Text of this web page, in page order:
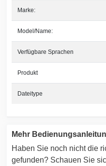
Marke:
Model/Name:
Verfügbare Sprachen
Produkt
Dateitype
Mehr
Haben Sie noch nicht die
gefunden? Schauen Sie